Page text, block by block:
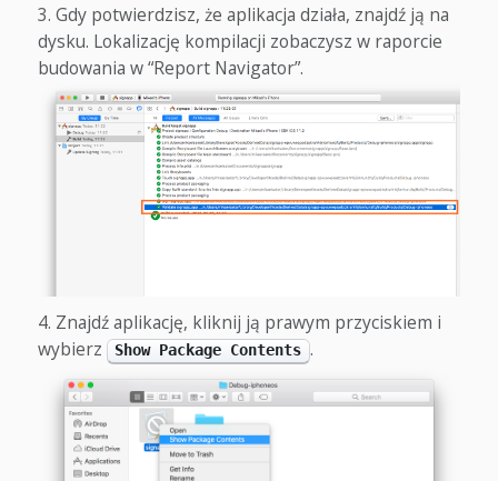
Gdy potwierdzisz, że aplikacja działa, znajdź ją na
dysku. Lokalizację kompilacji zobaczysz w raporcie
budowania w “Report Navigator”.
Znajdź aplikację, kliknij ją prawym przyciskiem i
wybierz
Show Package Contents .